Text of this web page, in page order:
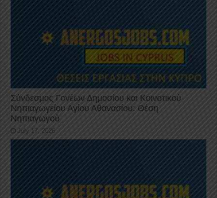
Σύνδεσμος Γονέων Δημοσίου και Κοινοτικού
Νηπιαγωγείου Αγίου Αθανασίου: Θέση
Νηπιαγωγού
July 17, 2026